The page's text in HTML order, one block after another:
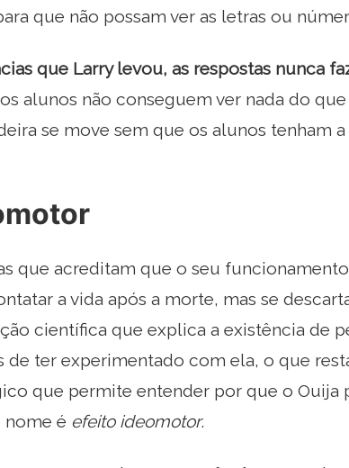
que não possam ver as letras ou
que Larry levou, as respostas nunca
alunos não conseguem ver nada do
se move sem que os alunos tenham
que acreditam que o seu
a vida após a morte, mas se
científica que explica a existência de
de ter experimentado com ela, o que
que permite entender por que o Ouija
nome é efeito ideomotor.